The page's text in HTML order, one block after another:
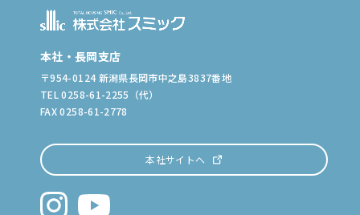
本社・長岡支店
〒954-0124 新潟県長岡市中之島3837番地
TEL 0258-61-2255（代）
FAX 0258-61-2778
本社サイトへ